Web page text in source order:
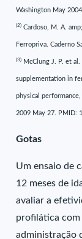
Washington May 2004.
(2) Cardoso, M. A.
Ferropriva. Caderno
(3) McClung J. P. et
supplementation in
physical
2009 May 27. PMID:
Gotas
Um ensaio de
12 meses de
avaliar a
profilática com
administração